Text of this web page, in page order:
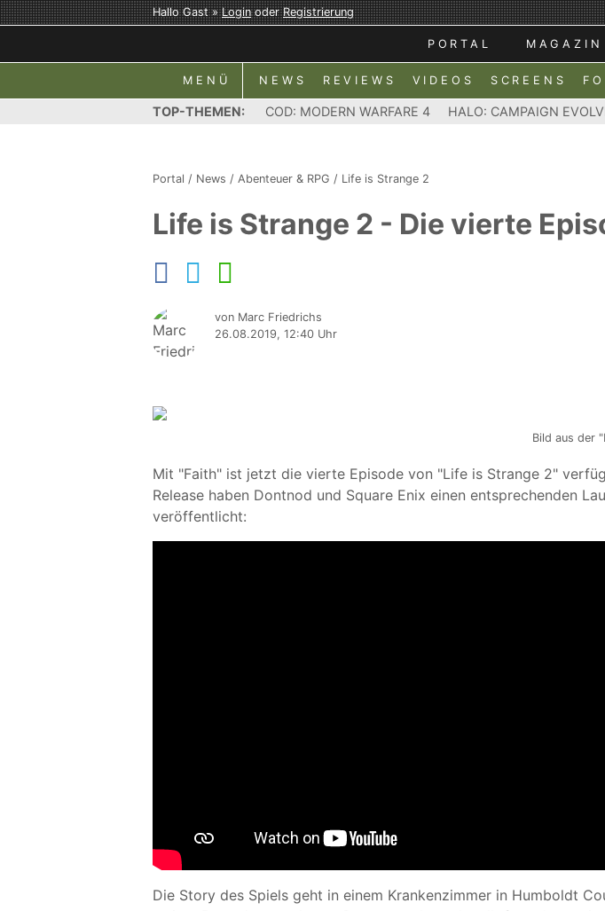
Hallo Gast »LoginoderRegistrierung
PORTAL MAGAZIN
MENÜ NEWS REVIEWS VIDEOS SCREENS
TOP-THEMEN: COD: MODERN WARFARE 4 HALO: CAMPAIGN
Portal / News / Abenteuer & RPG / Life is Strange 2
Life is Strange 2 - Die vierte
von Marc Friedrichs
26.08.2019, 12:40 Uhr
Bild aus der
Mit "Faith" ist jetzt die vierte Episode von "Life is Strange 2"
Release haben Dontnod und Square Enix einen entsprechenden
veröffentlicht:
Die Story des Spiels geht in einem Krankenzimmer in Humboldt